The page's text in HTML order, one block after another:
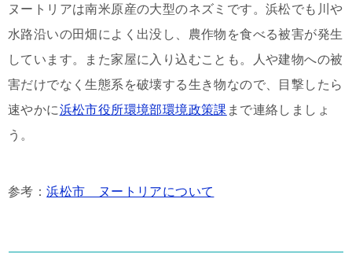
ヌートリアは南米原産の大型のネズミです。浜松でも川や
水路沿いの田畑によく出没し、農作物を食べる被害が発生
しています。また家屋に入り込むことも。人や建物への被
害だけでなく生態系を破壊する生き物なので、目撃したら
速やかに浜松市役所環境部環境政策課 まで連絡しましょ
う。
参考：浜松市 ヌートリアについて